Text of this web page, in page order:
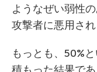
ようなぜい弱性
攻撃者に悪用さ
もっとも、50%